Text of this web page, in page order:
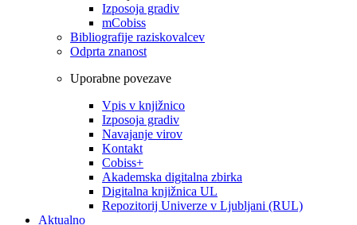
Izposoja gradiv
mCobiss
Bibliografije raziskovalcev
Odprta znanost
Uporabne povezave
Vpis v knjižnico
Izposoja gradiv
Navajanje virov
Kontakt
Cobiss+
Akademska digitalna zbirka
Digitalna knjižnica UL
Repozitorij Univerze v Ljubljani (RUL)
Aktualno